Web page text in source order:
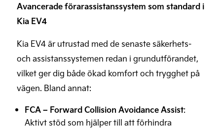
Avancerade förarassistanssystem som standard i
Kia EV4
Kia EV4 är utrustad med de senaste säkerhets-
och assistanssystemen redan i grundutförandet,
vilket ger dig både ökad komfort och trygghet på
vägen. Bland annat:
FCA – Forward Collision Avoidance Assist:
Aktivt stöd som hjälper till att förhindra